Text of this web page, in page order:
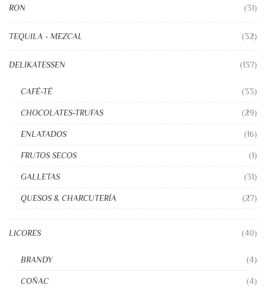
RON (31)
TEQUILA - MEZCAL (32)
DELIKATESSEN (137)
CAFÉ-TÉ (33)
CHOCOLATES-TRUFAS (29)
ENLATADOS (16)
FRUTOS SECOS (1)
GALLETAS (31)
QUESOS & CHARCUTERÍA (27)
LICORES (40)
BRANDY (4)
COÑAC (4)